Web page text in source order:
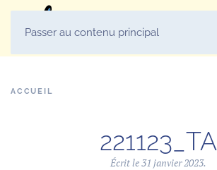
Passer au contenu principal
ACCUEIL
221123_TA
Écrit le31 janvier 2023.